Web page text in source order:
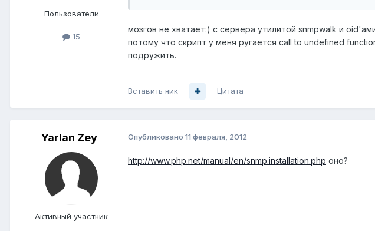
Пользователи
15
мозгов не хватает:) с сервера утилитой snmpwalk и
потому что скрипт у меня ругается call to undefined
подружить.
Вставить ник Цитата
Yarlan Zey
Активный участник
Опубликовано 11 февраля, 2012
http://www.php.net/manual/en/snmp.installation.php оно?